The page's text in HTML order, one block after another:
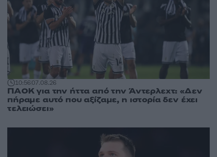
10:5607.08.26
ΠΑΟΚ για την ήττα από την Άντερλεχτ: «Δεν
πήραμε αυτό που αξίζαμε, η ιστορία δεν έχει
τελειώσει»